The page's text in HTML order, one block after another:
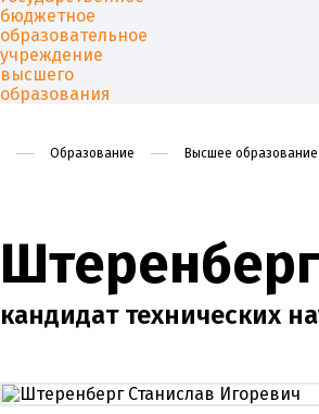
Образование Высшее образование
кандидат технических